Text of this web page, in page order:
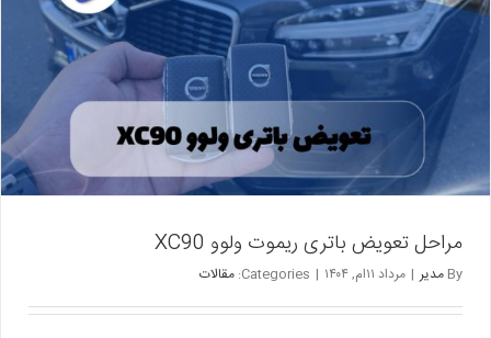
مراحل تعویض باتری ریموت ولوو XC90
By مدیر | مرداد ۱۱ام, ۱۴۰۴ |
Categories: مقالات